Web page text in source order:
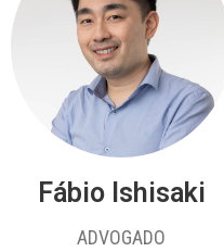
Fábio Ishisaki
ADVOGADO